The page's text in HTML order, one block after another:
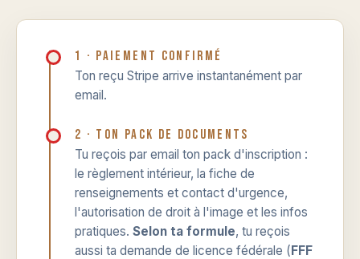
1 · Paiement confirmé
Ton reçu Stripe arrive instantanément par
email.
2 · Ton pack de documents
Tu reçois par email ton pack d'inscription :
le règlement intérieur, la fiche de
renseignements et contact d'urgence,
l'autorisation de droit à l'image et les infos
pratiques. Selon ta formule, tu reçois
aussi ta demande de licence fédérale (FFF